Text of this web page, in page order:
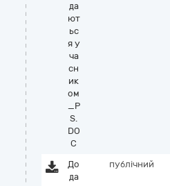
да
ют
ьс
я у
ча
сн
ик
ом
_P
S.
DO
C
До
да
публічний